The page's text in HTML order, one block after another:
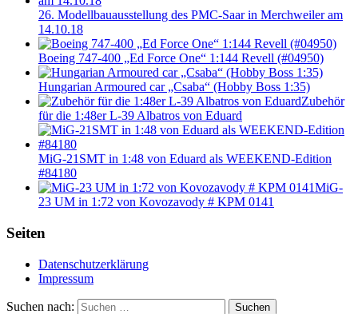
26. Modellbauausstellung des PMC-Saar in Merchweiler am
14.10.18
Boeing 747-400 „Ed Force One“ 1:144 Revell (#04950)
Hungarian Armoured car „Csaba“ (Hobby Boss 1:35)
Zubehör
für die 1:48er L-39 Albatros von Eduard
MiG-21SMT in 1:48 von Eduard als WEEKEND-Edition
#84180
MiG-
23 UM in 1:72 von Kovozavody # KPM 0141
Seiten
Datenschutzerklärung
Impressum
Suchen nach: Suchen